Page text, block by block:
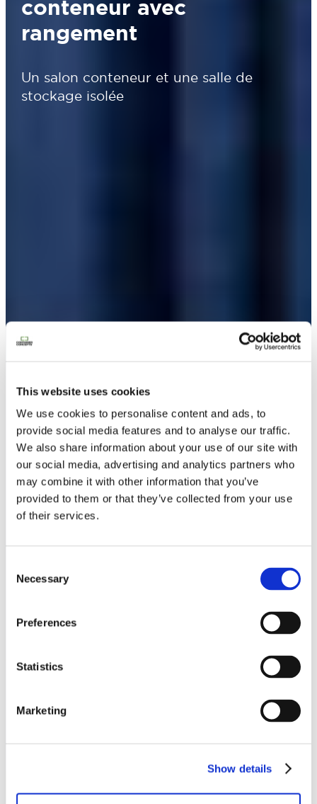
This website uses cookies
We use cookies to personalise content and ads, to
provide social media features and to analyse our traffic.
We also share information about your use of our site with
our social media, advertising and analytics partners who
may combine it with other information that you’ve
provided to them or that they’ve collected from your use
of their services.
Selection
Necessary
Preferences
Statistics
Marketing
Show details
conteneur avec
rangement
Un salon conteneur et une salle de
stockage isolée